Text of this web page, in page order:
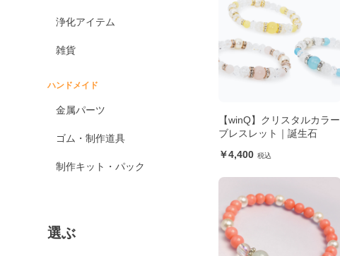
浄化アイテム
雑貨
ハンドメイド
金属パーツ
ゴム・制作道具
制作キット・パック
選ぶ
【winQ】クリスタルカラー
ブレスレット｜誕生石
4,400